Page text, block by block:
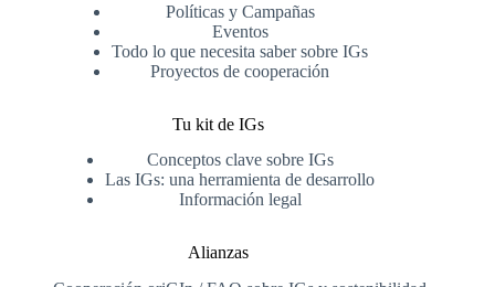
Políticas y Campañas
Eventos
Todo lo que necesita saber sobre IGs
Proyectos de cooperación
Tu kit de IGs
Conceptos clave sobre IGs
Las IGs: una herramienta de desarrollo
Información legal
Alianzas